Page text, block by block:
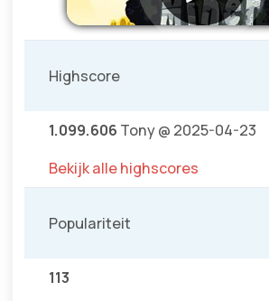
Highscore
1.099.606 Tony @ 2025-04-23
Bekijk alle highscores
Populariteit
113